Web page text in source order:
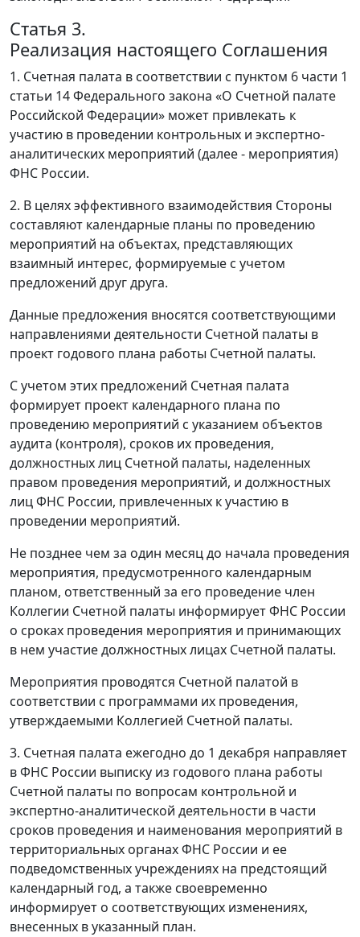
Статья 3.
Реализация настоящего Соглашения
1. Счетная палата в соответствии с пунктом 6 части 1
статьи 14 Федерального закона «О Счетной палате
Российской Федерации» может привлекать к
участию в проведении контрольных и экспертно-
аналитических мероприятий (далее - мероприятия)
ФНС России.
2. В целях эффективного взаимодействия Стороны
составляют календарные планы по проведению
мероприятий на объектах, представляющих
взаимный интерес, формируемые с учетом
предложений друг друга.
Данные предложения вносятся соответствующими
направлениями деятельности Счетной палаты в
проект годового плана работы Счетной палаты.
С учетом этих предложений Счетная палата
формирует проект календарного плана по
проведению мероприятий с указанием объектов
аудита (контроля), сроков их проведения,
должностных лиц Счетной палаты, наделенных
правом проведения мероприятий, и должностных
лиц ФНС России, привлеченных к участию в
проведении мероприятий.
Не позднее чем за один месяц до начала проведения
мероприятия, предусмотренного календарным
планом, ответственный за его проведение член
Коллегии Счетной палаты информирует ФНС России
о сроках проведения мероприятия и принимающих
в нем участие должностных лицах Счетной палаты.
Мероприятия проводятся Счетной палатой в
соответствии с программами их проведения,
утверждаемыми Коллегией Счетной палаты.
3. Счетная палата ежегодно до 1 декабря направляет
в ФНС России выписку из годового плана работы
Счетной палаты по вопросам контрольной и
экспертно-аналитической деятельности в части
сроков проведения и наименования мероприятий в
территориальных органах ФНС России и ее
подведомственных учреждениях на предстоящий
календарный год, а также своевременно
информирует о соответствующих изменениях,
внесенных в указанный план.